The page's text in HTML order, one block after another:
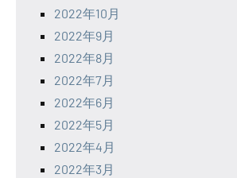
2022年10月
2022年9月
2022年8月
2022年7月
2022年6月
2022年5月
2022年4月
2022年3月